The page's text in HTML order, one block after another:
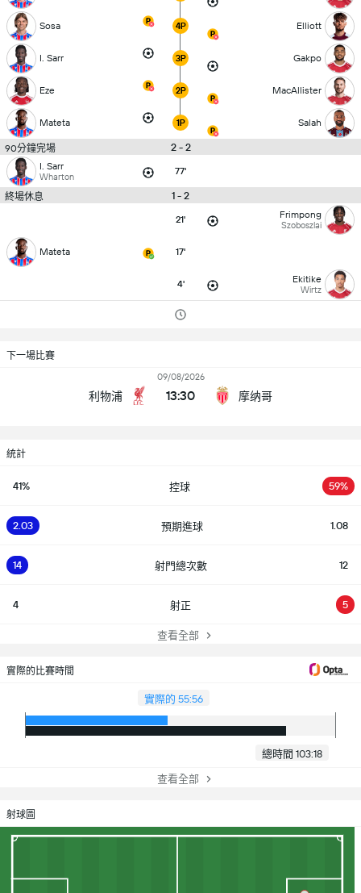
Sosa 4P Elliott
I. Sarr 3P Gakpo
Eze 2P MacAllister
Mateta 1P Salah
90分鐘完場 2 - 2
I. Sarr
Wharton 77'
終場休息 1 - 2
21' Frimpong
Szoboszlai
Mateta 17'
4' Ekitike
Wirtz
下一場比賽
利物浦
09/08/2026
13:30 摩纳哥
統計
41% 控球 59%
2.03 預期進球 1.08
14 射門總次數 12
4 射正 5
查看全部
實際的比賽時間
實際的 55:56
總時間 103:18
查看全部
射球圖